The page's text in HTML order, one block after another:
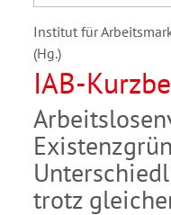
Institut für
(Hg.)
IAB-
trotz